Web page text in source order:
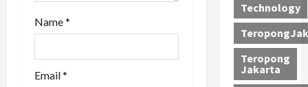
Name*
Email*
Technology
Teropong
Jakarta